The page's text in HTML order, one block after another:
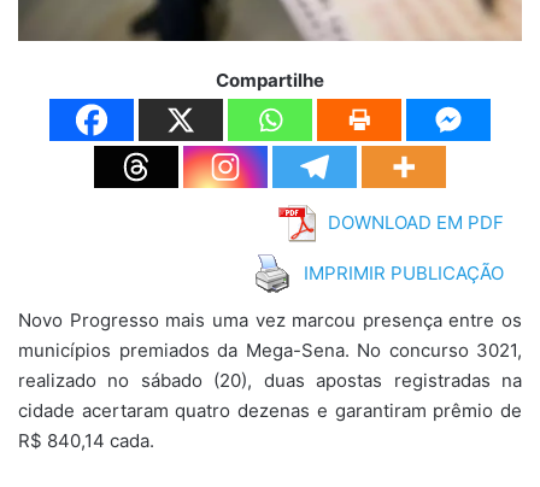
Compartilhe
DOWNLOAD EM PDF
IMPRIMIR PUBLICAÇÃO
Novo Progresso mais uma vez marcou presença entre os
municípios premiados da Mega-Sena. No concurso 3021,
realizado no sábado (20), duas apostas registradas na
cidade acertaram quatro dezenas e garantiram prêmio de
R$ 840,14 cada.